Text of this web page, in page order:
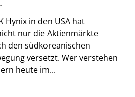
Hynix in den USA hat
nur die Aktienmärkte
den südkoreanischen
versetzt. Wer verstehen
heute im...